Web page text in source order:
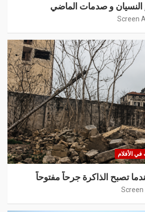
النسيان و صدمات الماضي
Screen
في الأفلام
تصبح الذاكرة جرحاً مفتوحاً
Screen